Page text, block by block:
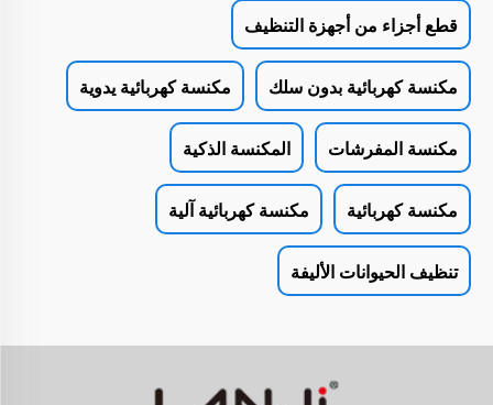
قطع أجزاء من أجهزة التنظيف
مكنسة كهربائية بدون سلك مكنسة كهربائية يدوية
مكنسة المفرشات المكنسة الذكية
مكنسة كهربائية مكنسة كهربائية آلية
تنظيف الحيوانات الأليفة